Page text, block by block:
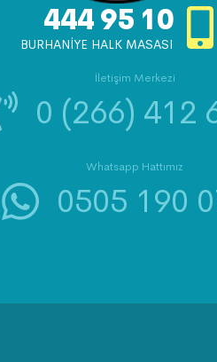
444 95 10
BURHANİYE HALK MASASI
İletişim Merkezi
0 (266) 412
Whatsapp Hattımız
0505 190